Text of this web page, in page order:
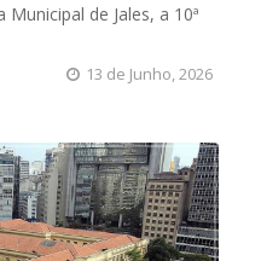
de Jales, a 10ª
13 de Junho, 2026